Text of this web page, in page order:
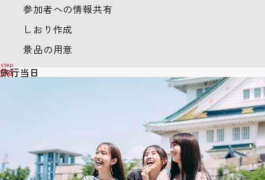
参加者への情報共有
しおり作成
景品の用意
06
旅行当日